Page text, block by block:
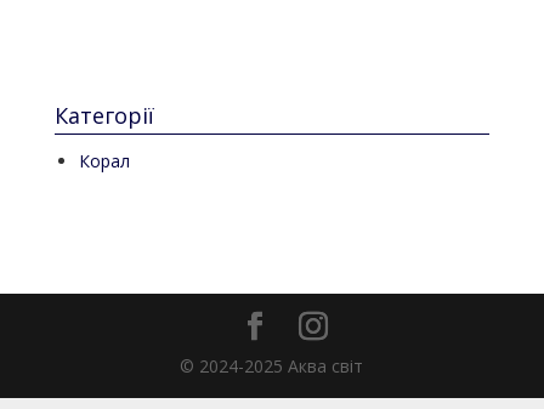
Категорії
Корал
© 2024-2025 Аква світ